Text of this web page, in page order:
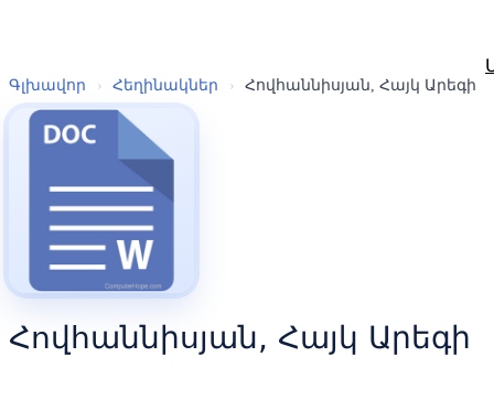
Գլխավոր › Հեղինակներ › Հովհաննիսյան, Հայկ Արեգի
Հովհաննիսյան, Հայկ Արեգի